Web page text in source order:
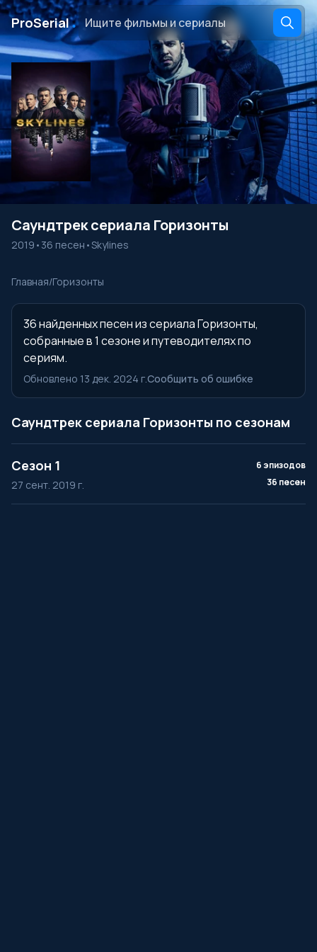
ProSerial․
Саундтрек сериала Горизонты
2019 • 36 песен •Skylines
Главная/Горизонты
36 найденных песен из сериала Горизонты,
собранные в 1 сезоне и путеводителях по
сериям.
Обновлено 13 дек. 2024 г.Сообщить об ошибке
Саундтрек сериала Горизонты по сезонам
Сезон 1
27 сент. 2019 г.
6 эпизодов
36 песен